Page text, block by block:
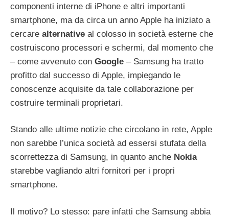
componenti interne di iPhone e altri importanti
smartphone, ma da circa un anno Apple ha iniziato a
cercare alternative al colosso in società esterne che
costruiscono processori e schermi, dal momento che
– come avvenuto con Google – Samsung ha tratto
profitto dal successo di Apple, impiegando le
conoscenze acquisite da tale collaborazione per
costruire terminali proprietari.
Stando alle ultime notizie che circolano in rete, Apple
non sarebbe l’unica società ad essersi stufata della
scorrettezza di Samsung, in quanto anche Nokia
starebbe vagliando altri fornitori per i propri
smartphone.
Il motivo? Lo stesso: pare infatti che Samsung abbia